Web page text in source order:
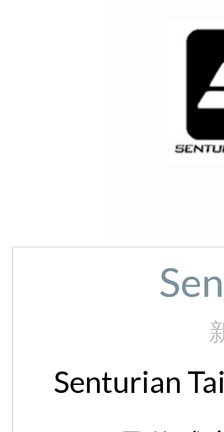
Senturian